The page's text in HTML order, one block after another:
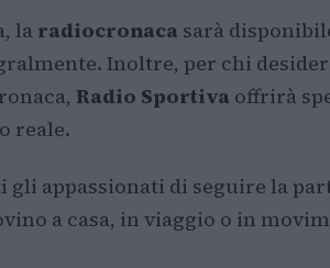
la radiocronaca sarà
Inoltre, per chi
Radio Sportiva offrirà
reale.
appassionati di seguire la
a casa, in viaggio o in